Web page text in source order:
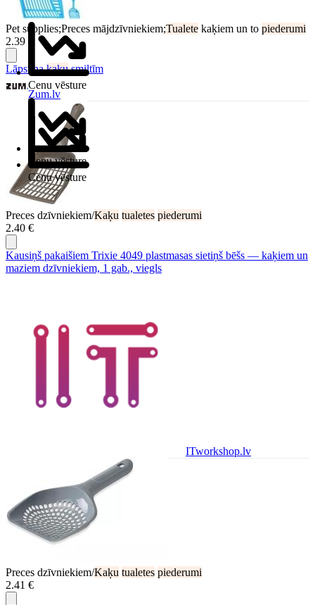
Pet supplies;Preces mājdzīvniekiem;Tualete kaķiem un to piederumi
2.39 €
Lāpstiņakaķusmiltīm
Zum.lv
Preces dzīvniekiem/Kaķu tualetes piederumi
2.40 €
Kausiņš pakaišiem Trixie 4049 plastmasas sietiņš bēšs — kaķiem un
maziem dzīvniekiem, 1 gab., viegls
ITworkshop.lv
Preces dzīvniekiem/Kaķu tualetes piederumi
2.41 €
Cenu vēsture
Cenu vēsture
Cenu vēsture